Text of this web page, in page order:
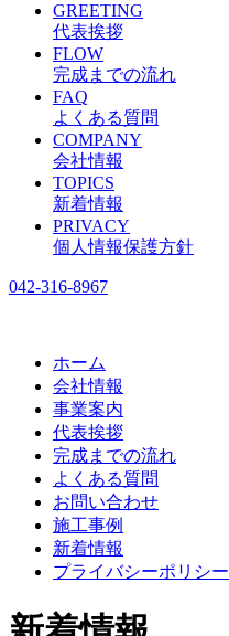
GREETING
代表挨拶
FLOW
完成までの流れ
FAQ
よくある質問
COMPANY
会社情報
TOPICS
新着情報
PRIVACY
個人情報保護方針
042-316-8967
ホーム
会社情報
事業案内
代表挨拶
完成までの流れ
よくある質問
お問い合わせ
施工事例
新着情報
プライバシーポリシー